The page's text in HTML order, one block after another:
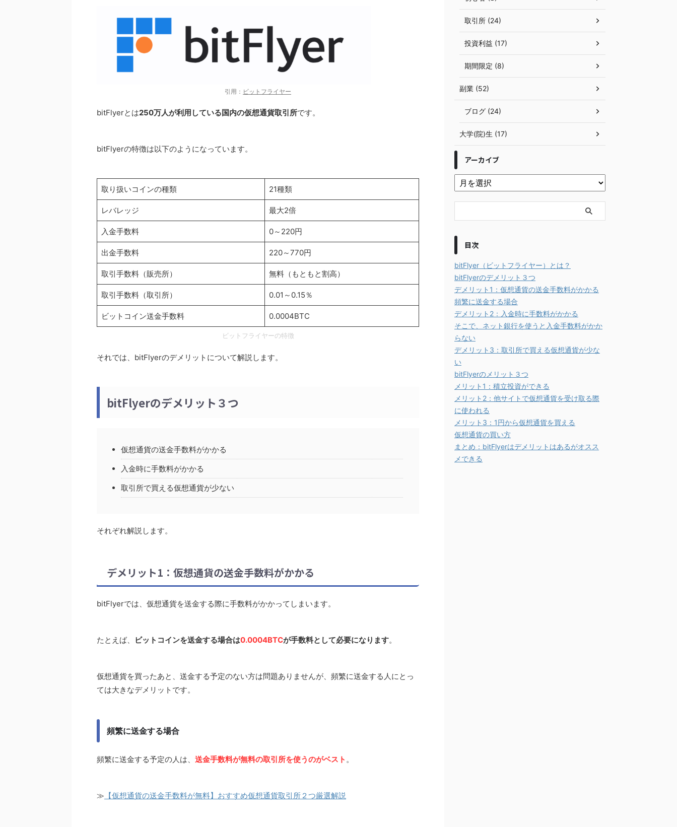
引用： ビットフライヤー
bitFlyerとは250万人が利用している国内の仮想通貨取引所です。
bitFlyerの特徴は以下のようになっています。
取り扱いコインの種類 21種類
レバレッジ 最大2倍
入金手数料 0～220円
出金手数料 220～770円
取引手数料（販売所） 無料（もともと割高）
取引手数料（取引所） 0.01～0.15％
ビットコイン送金手数料 0.0004BTC
ビットフライヤーの特徴
それでは、bitFlyerのデメリットについて解説します。
bitFlyerのデメリット３つ
仮想通貨の送金手数料がかかる
入金時に手数料がかかる
取引所で買える仮想通貨が少ない
それぞれ解説します。
デメリット1：仮想通貨の送金手数料がかかる
bitFlyerでは、仮想通貨を送金する際に手数料がかかってしまいます。
たとえば、 ビットコインを送金する場合は0.0004BTCが手数料として必要になります。
仮想通貨を買ったあと、送金する予定のない方は問題ありませんが、頻繁に送金する人にとっ
ては大きなデメリットです。
頻繁に送金する場合
頻繁に送金する予定の人は、 送金手数料が無料の取引所を使うのがベスト 。
≫ 【仮想通貨の送金手数料が無料】おすすめ仮想通貨取引所２つ厳選解説
取引所 (24)
投資利益 (17)
期間限定 (8)
副業 (52)
ブログ (24)
大学(院)生 (17)
アーカイブ
目次
bitFlyer（ビットフライヤー）とは？
bitFlyerのデメリット３つ
デメリット1：仮想通貨の送金手数料がかかる
頻繁に送金する場合
デメリット2：入金時に手数料がかかる
そこで、ネット銀行を使うと入金手数料がかか
らない
デメリット3：取引所で買える仮想通貨が少な
い
bitFlyerのメリット３つ
メリット1：積立投資ができる
メリット2：他サイトで仮想通貨を受け取る際
に使われる
メリット3：1円から仮想通貨を買える
仮想通貨の買い方
まとめ：bitFlyerはデメリットはあるがオスス
メできる